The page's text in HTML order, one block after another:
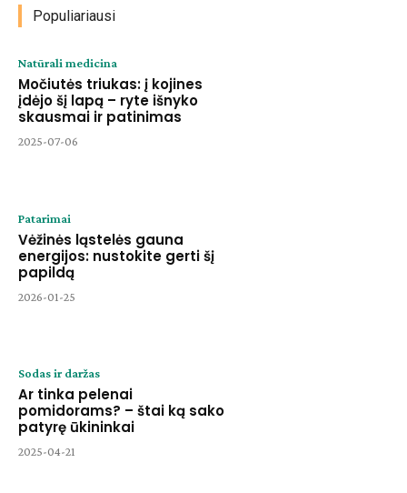
Populiariausi
Natūrali medicina
Močiutės triukas: į kojines
įdėjo šį lapą – ryte išnyko
skausmai ir patinimas
2025-07-06
Patarimai
Vėžinės ląstelės gauna
energijos: nustokite gerti šį
papildą
2026-01-25
Sodas ir daržas
Ar tinka pelenai
pomidorams? – štai ką sako
patyrę ūkininkai
2025-04-21